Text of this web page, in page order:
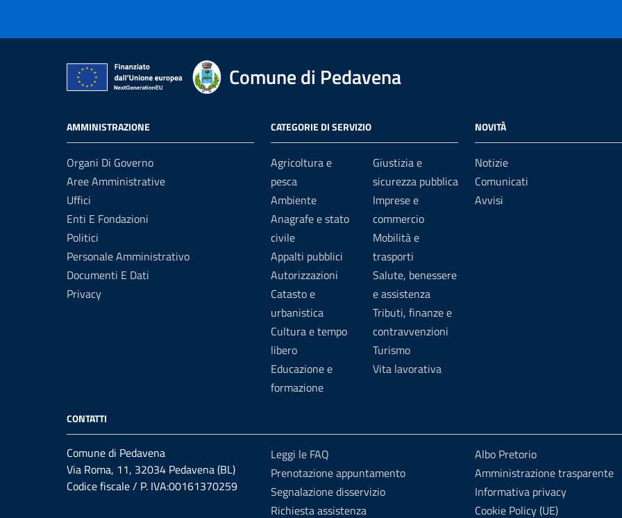
Comune di Pedavena
AMMINISTRAZIONE
Organi Di Governo
Aree Amministrative
Uffici
Enti E Fondazioni
Politici
Personale Amministrativo
Documenti E Dati
Privacy
CATEGORIE DI SERVIZIO
Agricoltura e
pesca
Ambiente
Anagrafe e stato
civile
Appalti pubblici
Autorizzazioni
Catasto e
urbanistica
Cultura e tempo
libero
Educazione e
formazione
Giustizia e
sicurezza pubblica
Imprese e
commercio
Mobilità e
trasporti
Salute, benessere
e assistenza
Tributi, finanze e
contravvenzioni
Turismo
Vita lavorativa
NOVITÀ
Notizie
Comunicati
Avvisi
CONTATTI
Comune di Pedavena
Via Roma, 11, 32034 Pedavena (BL)
Codice fiscale / P. IVA:00161370259
Leggi le FAQ
Prenotazione appuntamento
Segnalazione disservizio
Richiesta assistenza
Albo Pretorio
Amministrazione trasparente
Informativa privacy
Cookie Policy (UE)